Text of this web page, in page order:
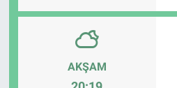
AKŞAM